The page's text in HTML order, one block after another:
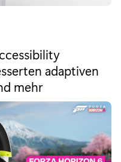
adaptiven
mehr